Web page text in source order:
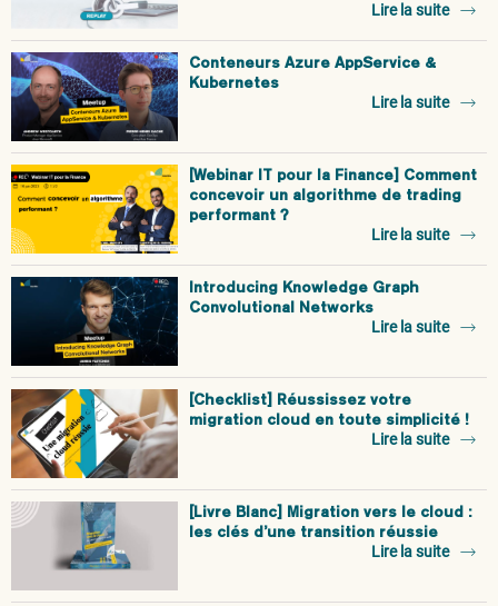
Lire la suite
Conteneurs Azure AppService &
Kubernetes
Lire la suite
[Webinar IT pour la Finance] Comment
concevoir un algorithme de trading
performant ?
Lire la suite
Introducing Knowledge Graph
Convolutional Networks
Lire la suite
[Checklist] Réussissez votre
migration cloud en toute simplicité !
Lire la suite
[Livre Blanc] Migration vers le cloud :
les clés d’une transition réussie
Lire la suite